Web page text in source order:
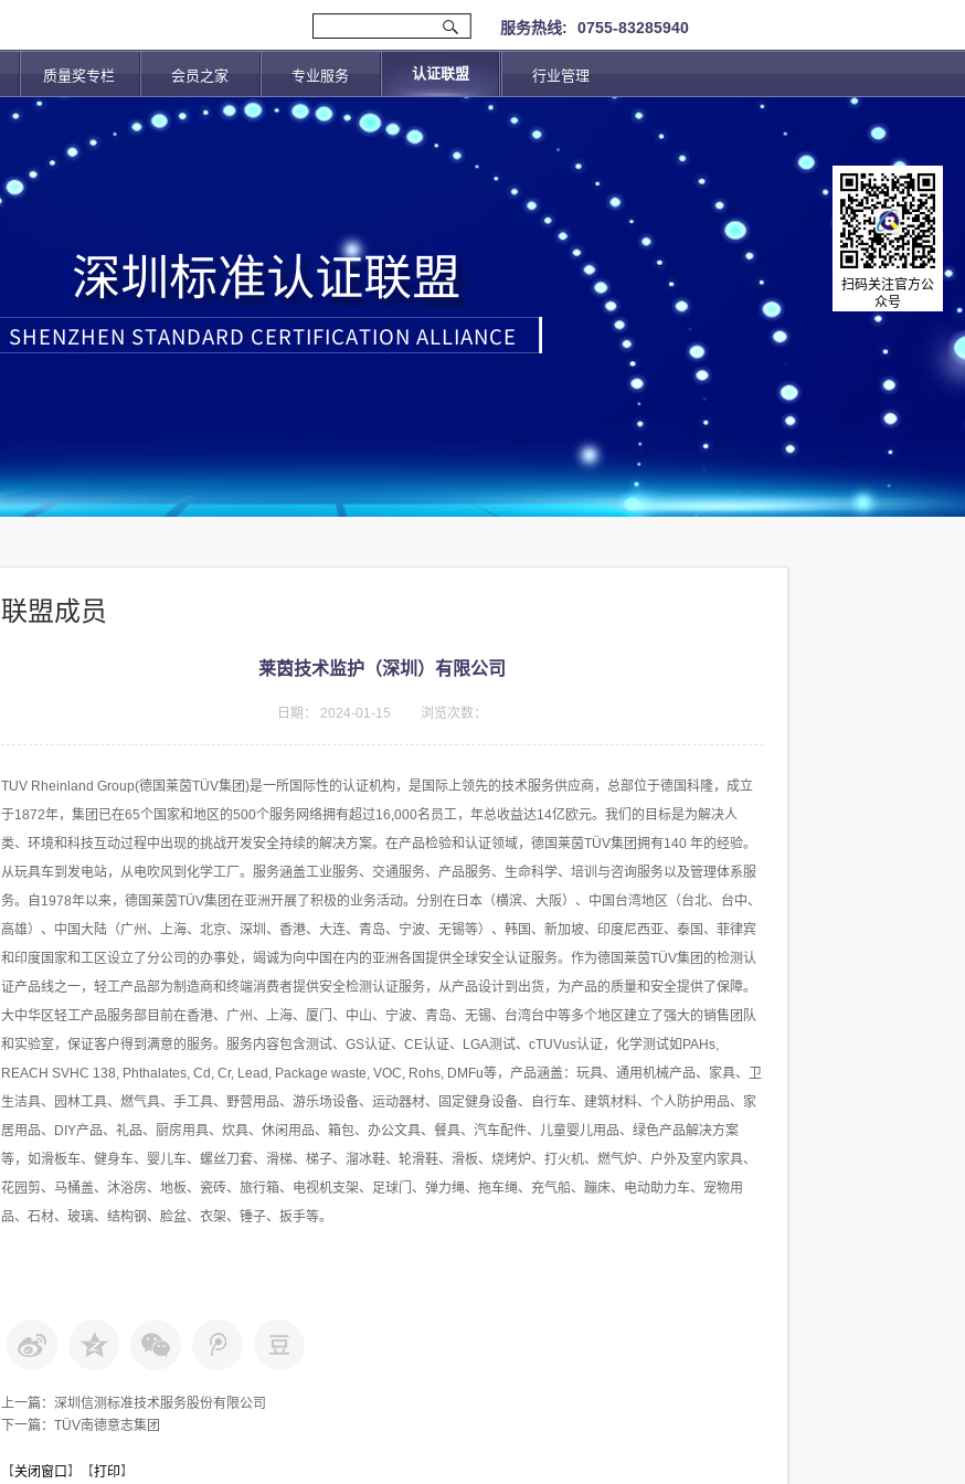
服务热线: 0755-83285940
质量奖专栏 会员之家 专业服务 认证联盟 行业管理
联盟成员
莱茵技术监护（深圳）有限公司
日期： 2024-01-15 浏览次数：
TUV Rheinland Group(德国莱茵TÜV集团)是一所国际性的认证机构，是国际上领先的技术服务供应商，总部位于德国科隆，成立
于1872年，集团已在65个国家和地区的500个服务网络拥有超过16,000名员工，年总收益达14亿欧元。我们的目标是为解决人
类、环境和科技互动过程中出现的挑战开发安全持续的解决方案。在产品检验和认证领域，德国莱茵TÜV集团拥有140 年的经验。
从玩具车到发电站，从电吹风到化学工厂。服务涵盖工业服务、交通服务、产品服务、生命科学、培训与咨询服务以及管理体系服
务。自1978年以来，德国莱茵TÜV集团在亚洲开展了积极的业务活动。分别在日本（横滨、大阪）、中国台湾地区（台北、台中、
高雄）、中国大陆（广州、上海、北京、深圳、香港、大连、青岛、宁波、无锡等）、韩国、新加坡、印度尼西亚、泰国、菲律宾
和印度国家和工区设立了分公司的办事处，竭诚为向中国在内的亚洲各国提供全球安全认证服务。作为德国莱茵TÜV集团的检测认
证产品线之一，轻工产品部为制造商和终端消费者提供安全检测认证服务，从产品设计到出货，为产品的质量和安全提供了保障。
大中华区轻工产品服务部目前在香港、广州、上海、厦门、中山、宁波、青岛、无锡、台湾台中等多个地区建立了强大的销售团队
和实验室，保证客户得到满意的服务。服务内容包含测试、GS认证、CE认证、LGA测试、cTUVus认证，化学测试如PAHs,
REACH SVHC 138, Phthalates, Cd, Cr, Lead, Package waste, VOC, Rohs, DMFu等，产品涵盖：玩具、通用机械产品、家具、卫
生洁具、园林工具、燃气具、手工具、野营用品、游乐场设备、运动器材、固定健身设备、自行车、建筑材料、个人防护用品、家
居用品、DIY产品、礼品、厨房用具、炊具、休闲用品、箱包、办公文具、餐具、汽车配件、儿童婴儿用品、绿色产品解决方案
等，如滑板车、健身车、婴儿车、螺丝刀套、滑梯、梯子、溜冰鞋、轮滑鞋、滑板、烧烤炉、打火机、燃气炉、户外及室内家具、
花园剪、马桶盖、沐浴房、地板、瓷砖、旅行箱、电视机支架、足球门、弹力绳、拖车绳、充气船、蹦床、电动助力车、宠物用
品、石材、玻璃、结构钢、脸盆、衣架、锤子、扳手等。
上一篇： 深圳信测标准技术服务股份有限公司
下一篇： TÜV南德意志集团
【关闭窗口 】【打印】
扫码关注官方公
众号